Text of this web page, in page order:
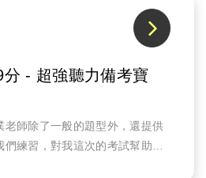
- 超強聽力備考寶
老師除了一般的題型外，還提供
們練習，對我這次的考試幫助非